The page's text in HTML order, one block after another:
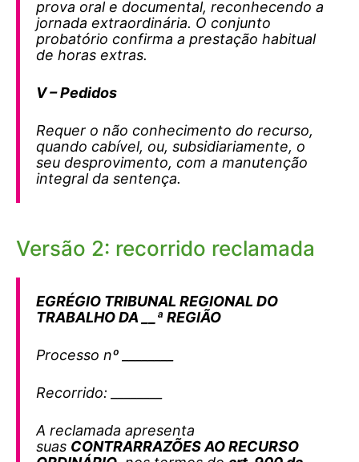
prova oral e documental, reconhecendo a
jornada extraordinária. O conjunto
probatório confirma a prestação habitual
de horas extras.
V – Pedidos
Requer o não conhecimento do recurso,
quando cabível, ou, subsidiariamente, o
seu desprovimento, com a manutenção
integral da sentença.
Versão 2: recorrido reclamada
EGRÉGIO TRIBUNAL REGIONAL DO
TRABALHO DA __ª REGIÃO
Processo nº ________
Recorrido: ________
A reclamada apresenta
suas CONTRARRAZÕES AO RECURSO